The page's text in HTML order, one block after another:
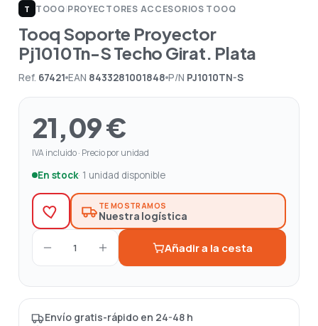
T TOOQ|PROYECTORES ACCESORIOS TOOQ
Tooq Soporte Proyector
Pj1010Tn-S Techo Girat. Plata
Ref. 67421 EAN 8433281001848 P/N PJ1010TN-S
21,09 €
IVA incluido · Precio por unidad
En stock· 1 unidad disponible
TE MOSTRAMOS
Nuestra logística
1 Añadir a la cesta
Envío gratis-rápido en 24-48 h